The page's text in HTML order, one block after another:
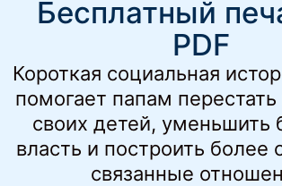
Бесплатный
PDF
Короткая социальная
помогает папам перестать
своих детей, уменьшить
власть и построить более
связанные